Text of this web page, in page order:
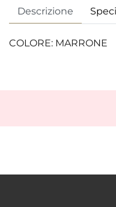
Descrizione
COLORE: MARRONE